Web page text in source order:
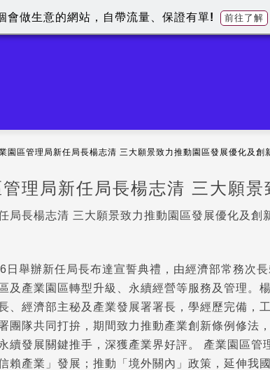
園區管理局新任局長楊志清 三大願景致力推動園區發展優化及創
理局新任局長楊志清 三大願
局長楊志清 三大願景致力推動園區發展優化及創
日舉辦新任局長布達宣誓典禮，由經濟部常務次
及產業園區轉型升級、永續經營等服務及管理。
、經濟部主秘及產業發展署署長，學經歷完備，
團隊共同打拚，期間致力推動產業創新條例修法
續發展關鍵推手，深獲產業界好評。 產業園區
賴產業」發展；推動「境外關內」政策，延伸我
會做生意的網站，自帶流量、保證有單! 前往了解